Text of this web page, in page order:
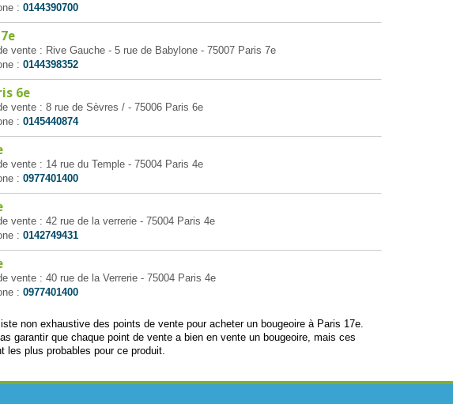
: 0144390700
vente : Rive Gauche - 5 rue de Babylone - 75007 Paris 7e
: 0144398352
6e
vente : 8 rue de Sèvres / - 75006 Paris 6e
: 0145440874
vente : 14 rue du Temple - 75004 Paris 4e
: 0977401400
vente : 42 rue de la verrerie - 75004 Paris 4e
: 0142749431
vente : 40 rue de la Verrerie - 75004 Paris 4e
: 0977401400
non exhaustive des points de vente pour acheter un bougeoire à Paris 17e.
garantir que chaque point de vente a bien en vente un bougeoire, mais ces
les plus probables pour ce produit.